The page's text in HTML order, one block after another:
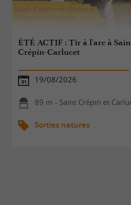
ÉTÉ ACTIF : Tir à l'arc à
Crépin-Carlucet
19/08/2026
89 m - Saint Crépin et
Sorties natures